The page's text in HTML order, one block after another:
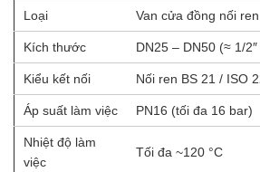
Loại Van cửa đồng nối ren
Kích thước DN25 – DN50 (≈ 1/2″
Kiểu kết nối Nối ren BS 21 / ISO
Áp suất làm việc PN16 (tối đa 16 bar)
Nhiệt độ làm
việc
Tối đa ~120 °C